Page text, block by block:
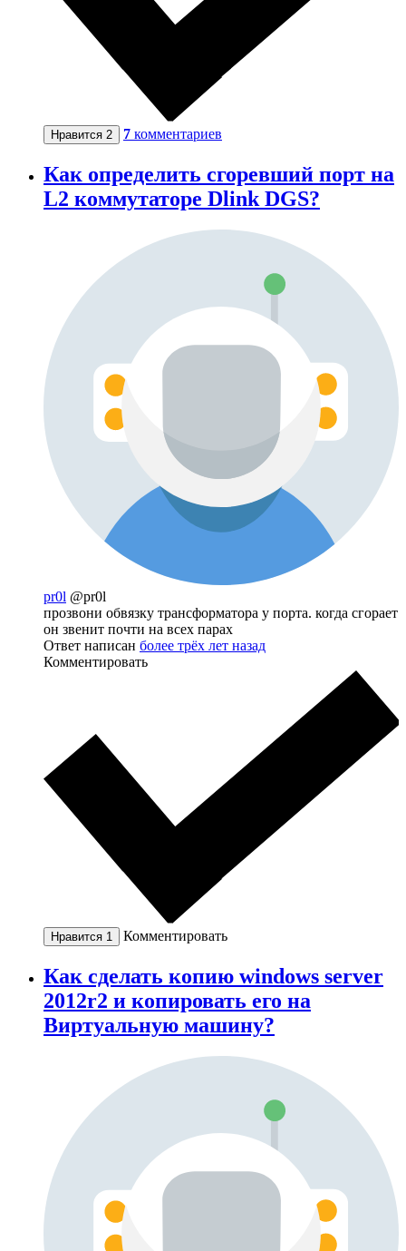
Нравится 2 7 комментариев
Как определить сгоревший порт на
L2 коммутаторе Dlink DGS?
pr0l @pr0l
прозвони обвязку трансформатора у порта. когда сгорает
он звенит почти на всех парах
Ответ написан более трёх лет назад
Комментировать
Нравится 1 Комментировать
Как сделать копию windows server
2012r2 и копировать его на
Виртуальную машину?